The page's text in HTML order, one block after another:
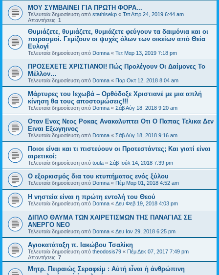
ΜΟΥ ΣΥΜΒΑΙΝΕΙ ΓΙΑ ΠΡΩΤΗ ΦΟΡΑ...
Τελευταία δημοσίευση από stathisekp « Τετ Απρ 24, 2019 6:44 am
Απαντήσεις: 1
Θυμιάζετε, θυμιάζετε, θυμιάζετε φεύγουν τα δαιμόνια και οι
πειρασμοί. Γεμίζουν οι ψυχές όλων των οικείων από Θεία
Ευλογί
Τελευταία δημοσίευση από Domna « Τετ Μαρ 13, 2019 7:18 pm
ΠΡΟΣΕΧΕΤΕ ΧΡΙΣΤΙΑΝΟΙ! Πώς Προλέγουν Οι Δαίμονες Το
Μέλλον…
Τελευταία δημοσίευση από Domna « Παρ Οκτ 12, 2018 8:04 am
Μάρτυρες του Ιεχωβά – Ορθόδοξε Χριστιανέ με μια απλή
κίνηση θα τους αποστομώσεις!!!
Τελευταία δημοσίευση από Domna « Σάβ Αύγ 18, 2018 9:20 am
Οταν Ενας Νεος Ροκας Ανακαλυπτει Οτι Ο Παπας Τελικα Δεν
Ειναι Εξωγηινος
Τελευταία δημοσίευση από Domna « Σάβ Αύγ 18, 2018 9:16 am
Ποιοι είναι και τι πιστεύουν οι Προτεστάντες; Και γιατί είναι
αιρετικοί;
Τελευταία δημοσίευση από toula « Σάβ Ιούλ 14, 2018 7:39 pm
Ο εξορκισμός δια του κτυπήματος ενός ξύλου
Τελευταία δημοσίευση από Domna « Πέμ Μαρ 01, 2018 4:52 am
Η νηστεία είναι η πρώτη εντολή του Θεού
Τελευταία δημοσίευση από Domna « Δευ Φεβ 19, 2018 4:03 pm
ΔΙΠΛΟ ΘΑΥΜΑ ΤΩΝ ΧΑΙΡΕΤΙΣΜΩΝ ΤΗΣ ΠΑΝΑΓΙΑΣ ΣΕ
ΑΝΕΡΓΟ ΝΕΟ
Τελευταία δημοσίευση από Domna « Δευ Ιαν 29, 2018 6:25 pm
Αγιοκατάταξη π. Ιακώβου Τσαλίκη
Τελευταία δημοσίευση από theodosis79 « Πέμ Δεκ 07, 2017 7:49 pm
Απαντήσεις: 7
Μητρ. Πειραιώς Σεραφείμ : Αὐτή εἶναι ἡ ἀνθρώπινη